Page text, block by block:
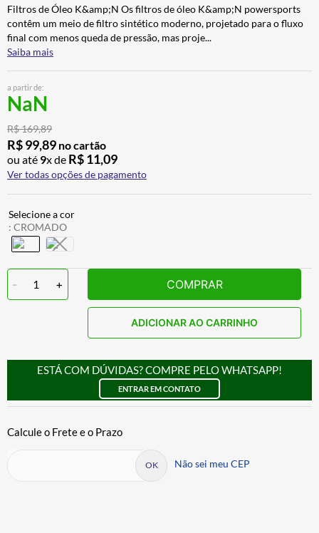
Filtros de Óleo K&amp;N Os filtros de óleo K&amp;N powersports
contêm um meio de filtro sintético moderno, projetado para o fluxo
final com menos queda de pressão, mas proje...
Saiba mais
a partir de:
NaN
R$169,89
R$99,89 no cartão
ou até 9x de R$11,09
Ver todas opções de pagamento
: CROMADO
- 1 + COMPRAR
ADICIONAR AO CARRINHO
ESTÁ COM DÚVIDAS? COMPRE PELO WHATSAPP!
ENTRAR EM CONTATO
Não sei meu CEP
7º ALPINESTAR
8º CALÇA
9º BOTAS
10º